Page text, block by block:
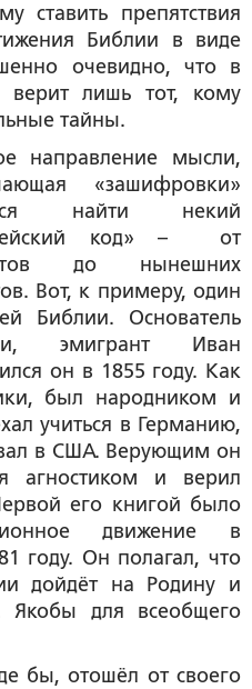
ставить препятствия
Библии в виде
очевидно, что в
верит лишь тот, кому
тайны.
направление мысли,
«зашифровки»
найти некий
код» – от
до нынешних
Вот, к примеру, один
Библии. Основатель
эмигрант Иван
он в 1855 году. Как
был народником и
учиться в Германию,
в США. Верующим он
агностиком и верил
его книгой было
движение в
году. Он полагал, что
дойдёт на Родину и
Якобы для всеобщего
бы, отошёл от своего